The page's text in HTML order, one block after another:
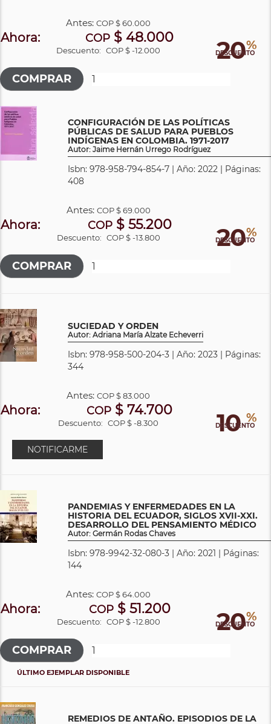
20%
DESCUENTO
Antes:COP$ 60.000
Ahora: COP $ 48.000
Descuento: COP $ -12.000
CONFIGURACIÓN DE LAS POLÍTICAS
PÚBLICAS DE SALUD PARA PUEBLOS
INDÍGENAS EN COLOMBIA. 1971-2017
Autor: Jaime Hernán Urrego Rodríguez
Isbn: 978-958-794-854-7 | Año: 2022 | Páginas:
408
20%
DESCUENTO
Antes: COP$ 69.000
Ahora: COP$ 55.200
Descuento: COP $ -13.800
SUCIEDAD Y ORDEN
Autor: Adriana María Alzate Echeverri
Isbn: 978-958-500-204-3 | Año: 2023 | Páginas:
344
10 %
DESCUENTO
Antes:COP$ 83.000
Ahora: COP $ 74.700
Descuento: COP $ -8.300
NOTIFICARME
PANDEMIAS Y ENFERMEDADES EN LA
HISTORIA DEL ECUADOR, SIGLOS XVII-XXI.
DESARROLLO DEL PENSAMIENTO MÉDICO
Autor: Germán Rodas Chaves
Isbn: 978-9942-32-080-3 | Año: 2021 | Páginas:
144
20%
DESCUENTO
Antes:COP$ 64.000
Ahora: COP$ 51.200
Descuento: COP $ -12.800
ÚLTIMO EJEMPLAR DISPONIBLE
REMEDIOS DE ANTAÑO. EPISODIOS DE LA